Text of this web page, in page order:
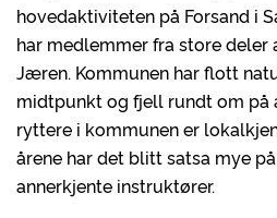
hovedaktiviteten på Forsand i
har medlemmer fra store deler
Jæren. Kommunen har flott
midtpunkt og fjell rundt om på
ryttere i kommunen er
årene har det blitt satsa mye
annerkjente instruktører.